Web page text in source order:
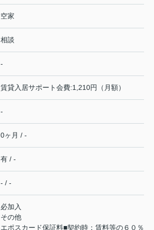
空家
相談
-
賃貸入居サポート会費:1,210円（月額）
-
0ヶ月 / -
有 / -
- / -
必加入
その他
エポスカード保証料■契約時：賃料等の６０％